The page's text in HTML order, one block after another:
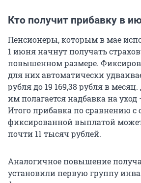
Кто получит прибавку в
Пенсионеры, которым в мае
1 июня начнут получать
повышенном размере.
для них автоматически
рубля до 19 169,38 рубля в
им полагается надбавка на уход
Итого прибавка по сравнению
фиксированной выплатой
почти 11 тысяч рублей.
Аналогичное повышение
установили первую группу